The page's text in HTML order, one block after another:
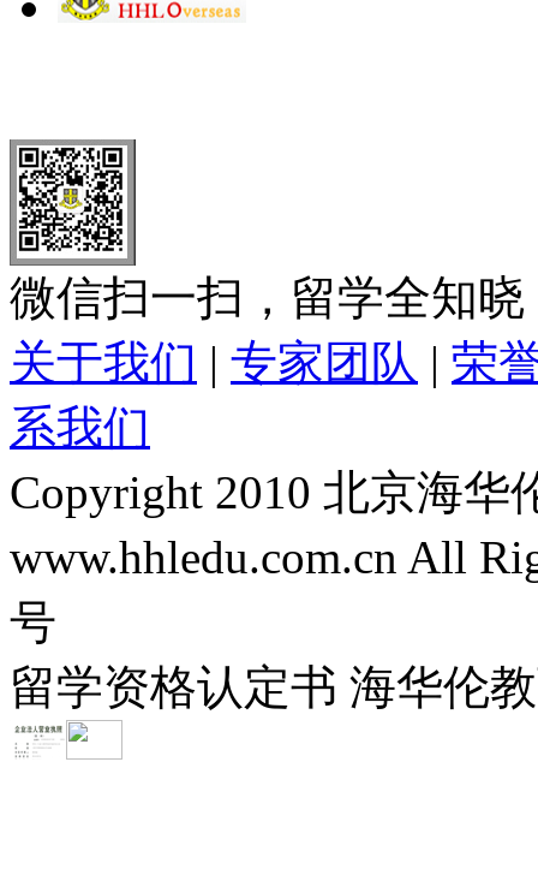
微信扫一扫，留学全知晓
关于我们 | 专家团队 | 荣
系我们
Copyright 2010 北京海
www.hhledu.com.cn All
号
留学资格认定书 海华伦